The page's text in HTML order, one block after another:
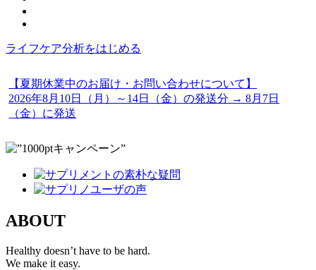
ライフケア分析をはじめる
【夏期休業中のお届け・お問い合わせについて】
2026年8月10日（月）～14日（金）の発送分 → 8月7日
（金）に発送
ABOUT
Healthy doesn’t have to be hard.
We make it easy.